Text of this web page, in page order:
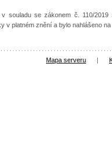
souladu se zákonem č. 110/
v platném znění a bylo nahlášeno
Mapa serveru |